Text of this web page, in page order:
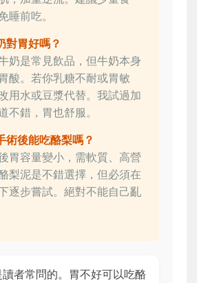
睡前吃。
對胃好嗎？
奶是常見飲品，但牛奶本身
酸。若你乳糖不耐或胃敏
用水或豆漿代替。我試過加
不錯，胃也舒服。
術後能吃酪梨嗎？
胃容量變小，需軟質、高營
梨泥是不錯選擇，但必須在
逐步嘗試。絕對不能自己亂
者常問的。胃不好可以吃酪